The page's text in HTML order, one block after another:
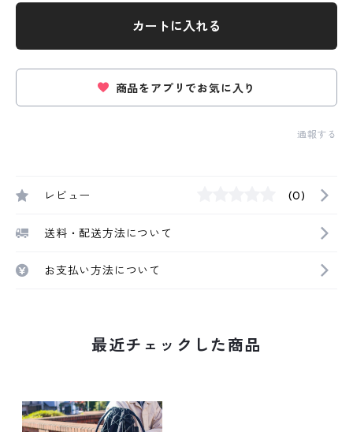
カートに入れる
商品をアプリでお気に入り
通報する
レビュー (0)
送料・配送方法について
お支払い方法について
最近チェックした商品